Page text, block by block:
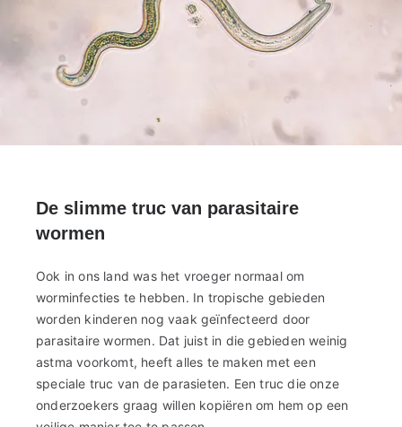
De slimme truc van parasitaire
wormen
Ook in ons land was het vroeger normaal om
worminfecties te hebben. In tropische gebieden
worden kinderen nog vaak geïnfecteerd door
parasitaire wormen. Dat juist in die gebieden weinig
astma voorkomt, heeft alles te maken met een
speciale truc van de parasieten. Een truc die onze
onderzoekers graag willen kopiëren om hem op een